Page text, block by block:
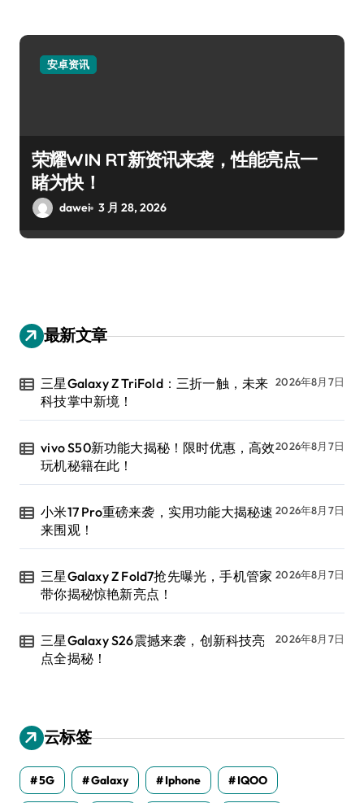
安卓资讯
荣耀WIN RT新资讯来袭，性能亮点一
睹为快！
dawei 3 月 28, 2026
最新文章
三星Galaxy Z TriFold：三折一触，未来
科技掌中新境！
2026年8月7日
vivo S50新功能大揭秘！限时优惠，高效
玩机秘籍在此！
2026年8月7日
小米17 Pro重磅来袭，实用功能大揭秘速
来围观！
2026年8月7日
三星Galaxy Z Fold7抢先曝光，手机管家
带你揭秘惊艳新亮点！
2026年8月7日
三星Galaxy S26震撼来袭，创新科技亮
点全揭秘！
2026年8月7日
云标签
5G Galaxy Iphone IQOO